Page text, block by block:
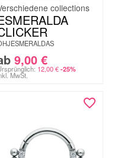
9,00 €
12,00€ -25%
MwSt.